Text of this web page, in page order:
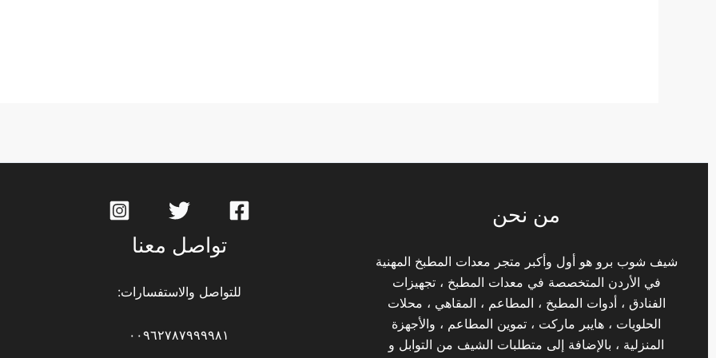
من نحن
شيف شوب برو هو أول وأكبر متجر معدات المطبخ المهنية
في الأردن المتخصصة في معدات المطبخ ، تجهيزات
الفنادق ، أدوات المطبخ ، المطاعم ، المقاهي ، محلات
الحلويات ، هايبر ماركت ، تموين المطاعم ، والأجهزة
المنزلية ، بالإضافة إلى متطلبات الشيف من التوابل و
تواصل معنا
للتواصل والاستفسارات:
٠٠٩٦٢٧٨٧٩٩٩٩٨١